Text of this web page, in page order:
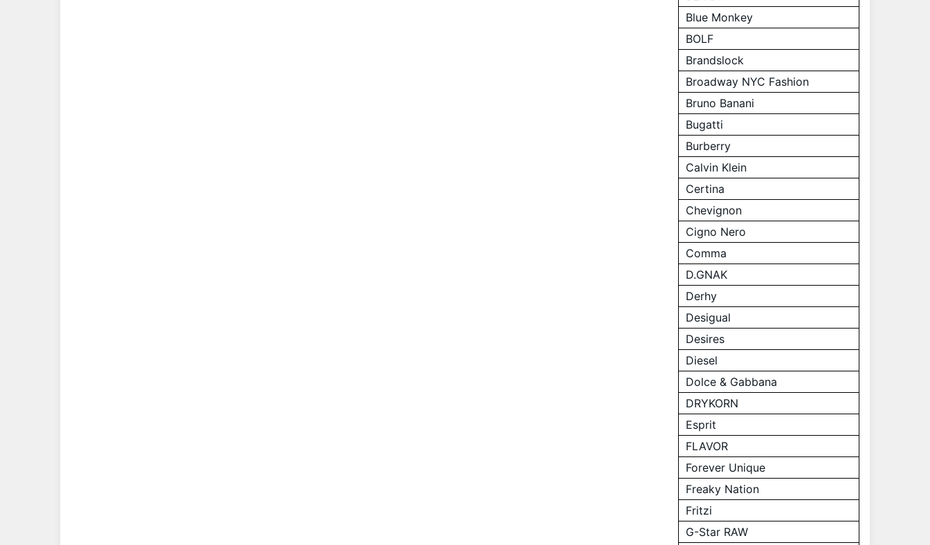
Blue Monkey
BOLF
Brandslock
Broadway NYC Fashion
Bruno Banani
Bugatti
Burberry
Calvin Klein
Certina
Chevignon
Cigno Nero
Comma
D.GNAK
Derhy
Desigual
Desires
Diesel
Dolce & Gabbana
DRYKORN
Esprit
FLAVOR
Forever Unique
Freaky Nation
Fritzi
G-Star RAW